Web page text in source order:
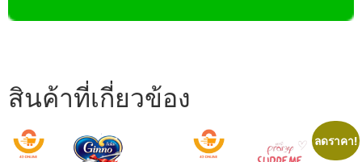
สินค้าที่เกี่ยวข้อง
ลดราคา!